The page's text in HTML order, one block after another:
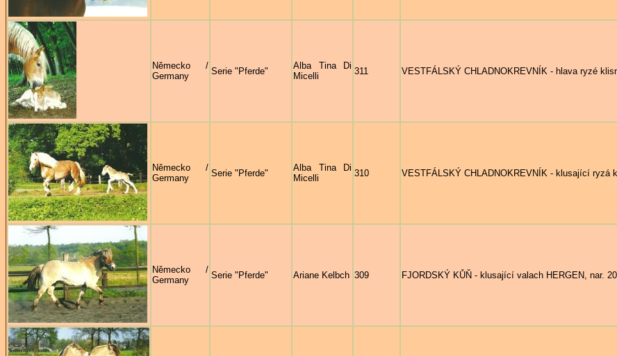
Německo /
Germany
Serie "Pferde"
Alba Tina Di
Micelli
311 VESTFÁLSKÝ CHLADNOKREVNÍK - hlava ryzé
Německo /
Germany
Serie "Pferde"
Alba Tina Di
Micelli
310 VESTFÁLSKÝ CHLADNOKREVNÍK - klusající ryzá
Německo /
Germany
Serie "Pferde" Ariane Kelbch 309 FJORDSKÝ KŮŇ - klusající valach HERGEN, nar.